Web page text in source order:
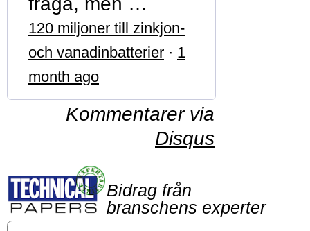
120 miljoner till zinkjon-
och vanadinbatterier · 1
month ago
Kommentarer via
Disqus
Bidrag från
branschens experter